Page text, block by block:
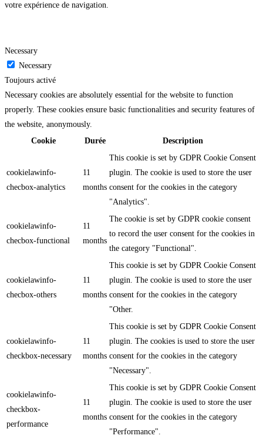
votre expérience de navigation.
Necessary
Necessary
Toujours activé
Necessary cookies are absolutely essential for the website to function
properly. These cookies ensure basic functionalities and security features of
the website, anonymously.
Cookie
Durée Description
cookielawinfo-
checbox-analytics
11
months
This cookie is set by GDPR Cookie Consent
plugin. The cookie is used to store the user
consent for the cookies in the category
"Analytics".
cookielawinfo-
checbox-functional
11
months
The cookie is set by GDPR cookie consent
to record the user consent for the cookies in
the category "Functional".
cookielawinfo-
checbox-others
11
months
This cookie is set by GDPR Cookie Consent
plugin. The cookie is used to store the user
consent for the cookies in the category
"Other.
cookielawinfo-
checkbox-necessary
11
months
This cookie is set by GDPR Cookie Consent
plugin. The cookies is used to store the user
consent for the cookies in the category
"Necessary".
cookielawinfo-
checkbox-
performance
11
months
This cookie is set by GDPR Cookie Consent
plugin. The cookie is used to store the user
consent for the cookies in the category
"Performance".